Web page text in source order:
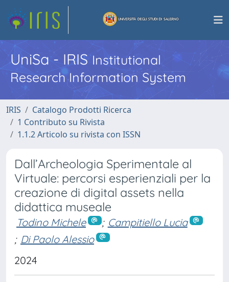
UniSa - IRISInstitutional
Research Information System
IRIS
Catalogo Prodotti Ricerca
1 Contributo su Rivista
1.1.2 Articolo su rivista con ISSN
Dall’Archeologia Sperimentale al
Virtuale: percorsi esperienziali per la
creazione di digital assets nella
didattica museale
Todino Michele ; Campitiello Lucia
; Di Paolo Alessio
2024